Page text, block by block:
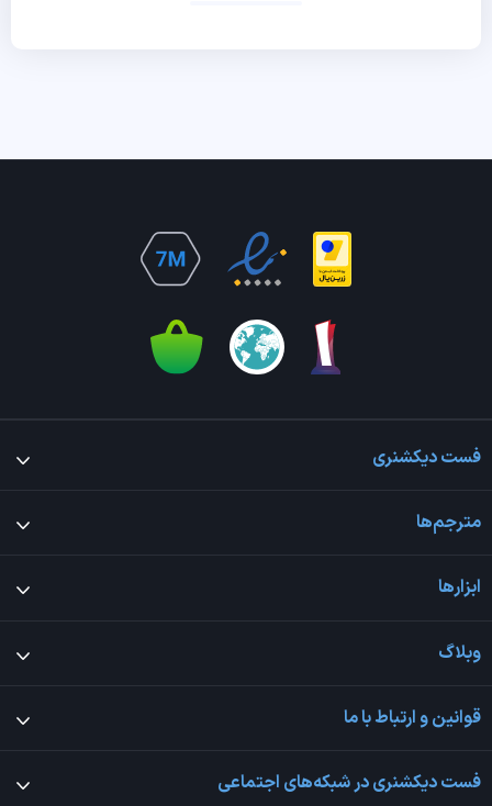
فست دیکشنری
مترجم‌ها
ابزارها
وبلاگ
قوانین و ارتباط با ما
فست دیکشنری در شبکه‌های اجتماعی